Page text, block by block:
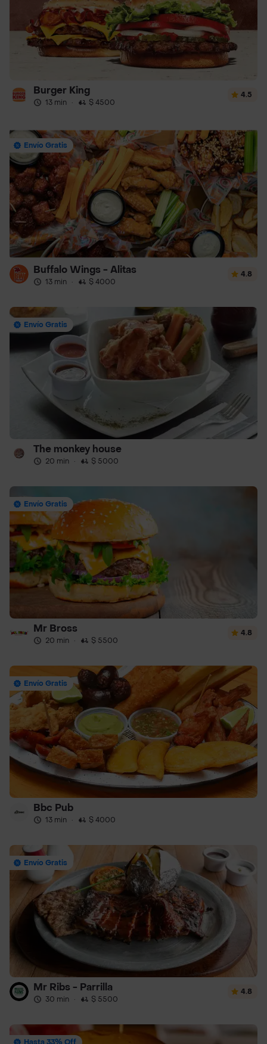
Burger King
13 min · $ 4500
4.5
Envío Gratis
Buffalo Wings - Alitas
13 min · $ 4000
4.8
Envío Gratis
The monkey house
20 min · $ 5000
Envío Gratis
Mr Bross
20 min · $ 5500
4.8
Envío Gratis
Bbc Pub
13 min · $ 4000
Envío Gratis
Mr Ribs - Parrilla
30 min · $ 5500
4.8